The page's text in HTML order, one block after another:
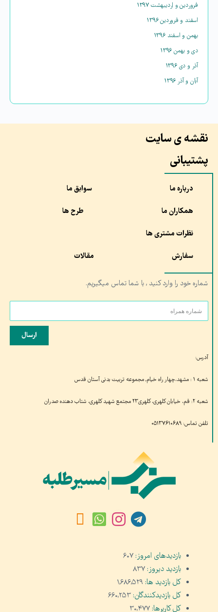
فروردین و اردیبهشت ۱۳۹۷
اسفند و فروردین ۱۳۹۶
بهمن و اسفند ۱۳۹۶
دی و بهمن ۱۳۹۶
آذر و دی ۱۳۹۶
آبان و آذر ۱۳۹۶
نقشه ی سایت
پشتیبانی
درباره ما سوابق ما
همکاران ما طرح ها
نظرات مشتری ها
سفارش مقالات
شماره خود را وارد کنید , با شما تماس میگیریم.
ارسال
آدرس:
شعبه ۱ : مشهد،چهار راه خیام, مجموعه تربیت بدنی آستان قدس
شعبه ۲: قم، خیابان کلهری، کلهری۲۳ مجتمع شهید کلهری، شتاب دهنده صدران
تلفن تماس: ۰۵۱۳۷۶۱۰۶۸۹
بازدیدهای امروز: ۶۰۷
بازدید دیروز: ۸۳۷
کل بازدید ها: ۱,۶۸۶,۵۲۹
کل بازدیدکنند‌گان: ۶۶۰,۲۵۳
کل کاربرها: ۳۰,۴۷۷